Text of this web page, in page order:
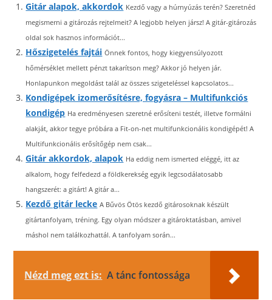
Gitár alapok, akkordok Kezdő vagy a húrnyúzás terén? Szeretnéd
megismerni a gitározás rejtelmeit? A legjobb helyen jársz! A gitár-gitározás
oldal sok hasznos információt...
Hőszigetelés fajtái Önnek fontos, hogy kiegyensúlyozott
hőmérséklet mellett pénzt takarítson meg? Akkor jó helyen jár.
Honlapunkon megoldást talál az összes szigeteléssel kapcsolatos...
Kondigépek izomerősítésre, fogyásra – Multifunkciós
kondigép Ha eredményesen szeretné erősíteni testét, illetve formálni
alakját, akkor tegye próbára a Fit-on-net multifunkcionális kondigépét! A
Multifunkcionális erősítőgép nem csak...
Gitár akkordok, alapok Ha eddig nem ismerted eléggé, itt az
alkalom, hogy felfedezd a földkerekség egyik legcsodálatosabb
hangszerét: a gitárt! A gitár a...
Kezdő gitár lecke A Bűvös Ötös kezdő gitárosoknak készült
gitártanfolyam, tréning. Egy olyan módszer a gitároktatásban, amivel
máshol nem találkozhattál. A tanfolyam során...
Nézd meg ezt is: A tánc fontossága